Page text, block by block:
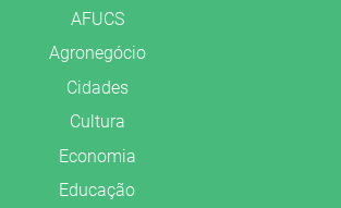
AFUCS
Agronegócio
Cidades
Cultura
Economia
Educação